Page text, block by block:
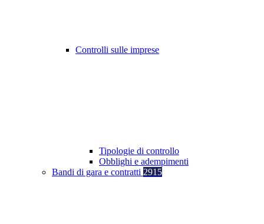
Controlli sulle imprese
Tipologie di controllo
Obblighi e adempimenti
Bandi di gara e contratti 2915